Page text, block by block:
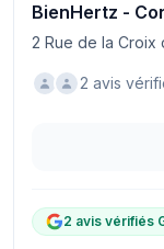
BienHertz -
2 Rue de la
2 avis
2 avis vérifiés